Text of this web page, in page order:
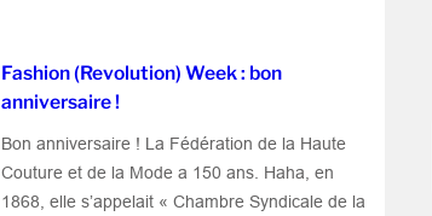
Fashion (Revolution) Week : bon
anniversaire !
Bon anniversaire ! La Fédération de la Haute
Couture et de la Mode a 150 ans. Haha, en
1868, elle s’appelait « Chambre Syndicale de la